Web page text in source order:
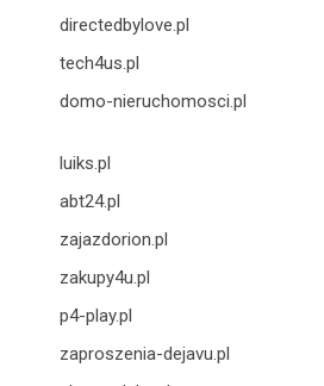
directedbylove.pl
tech4us.pl
domo-nieruchomosci.pl
luiks.pl
abt24.pl
zajazdorion.pl
zakupy4u.pl
p4-play.pl
zaproszenia-dejavu.pl